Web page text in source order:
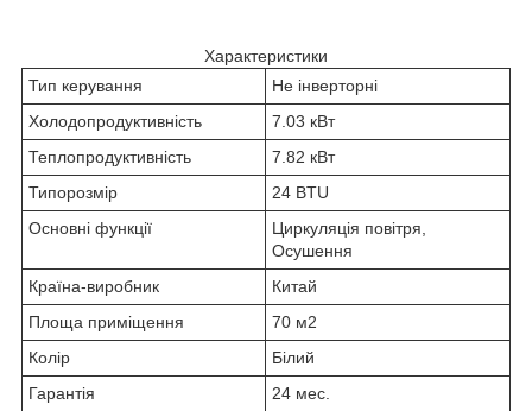
Характеристики
Тип керування
Не інверторні
Холодопродуктивність
7.03 кВт
Теплопродуктивність
7.82 кВт
Типорозмір
24 BTU
Основні функції
Циркуляція повітря,
Осушення
Країна-виробник
Китай
Площа приміщення
70 м2
Колір
Білий
Гарантія
24 мес.